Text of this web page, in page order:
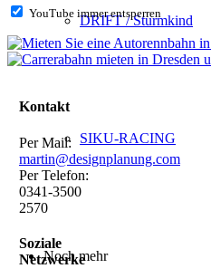
DRIFT / Sturmkind
SIKU-RACING
Noch mehr
YouTube immer entsperren
Kontakt
Per Mail:
martin@designplanung.com
Per Telefon:
0341-3500
2570
Soziale
Netzwerke